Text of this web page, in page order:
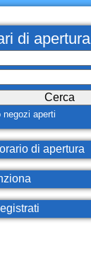
di apertura
negozi aperti
di apertura